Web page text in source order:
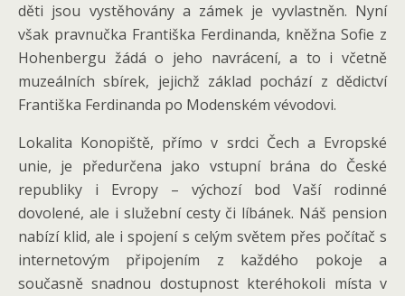
děti jsou vystěhovány a zámek je vyvlastněn. Nyní
však pravnučka Františka Ferdinanda, kněžna Sofie z
Hohenbergu žádá o jeho navrácení, a to i včetně
muzeálních sbírek, jejichž základ pochází z dědictví
Františka Ferdinanda po Modenském vévodovi.
Lokalita Konopiště, přímo v srdci Čech a Evropské
unie, je předurčena jako vstupní brána do České
republiky i Evropy – výchozí bod Vaší rodinné
dovolené, ale i služební cesty či líbánek. Náš pension
nabízí klid, ale i spojení s celým světem přes počítač s
internetovým připojením z každého pokoje a
současně snadnou dostupnost kteréhokoli místa v